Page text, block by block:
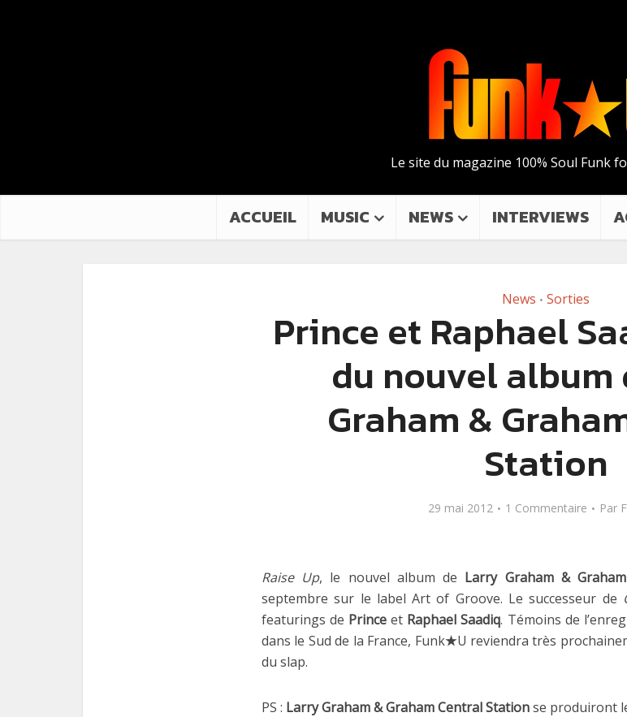
Le site du magazine 100% Soul Funk
ACCUEIL MUSIC NEWS INTERVIEWS
News • Sorties
Prince et Raphael
du nouvel album
Graham &
Station
29 mai 2012 1 Commentaire Par
Raise Up, le nouvel album de Larry Graham &
septembre sur le label Art of Groove. Le successeur de
featurings de Princeet Raphael Saadiq. Témoins de
dans le Sud de la France, Funk★U reviendra très
du slap.
PS : Larry Graham & Graham Central Stationse produiront